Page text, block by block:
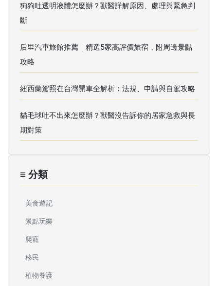
狗狗吐透明液體怎麼辦？獸醫詳解原因、處理與緊急判
斷
后里汽車旅館推薦｜精選5家高評價旅宿，附周邊景點
攻略
紐西蘭駕照在台灣開車全解析：法規、申請與自駕攻略
貓毛球吐不出來怎麼辦？獸醫沒告訴你的居家急救與長
期對策
≡ 分類
美食遊記
景點玩樂
爬寵
移民
植物養護